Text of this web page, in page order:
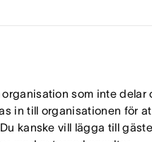
som inte
in till organisationen för
kanske vill lägga till